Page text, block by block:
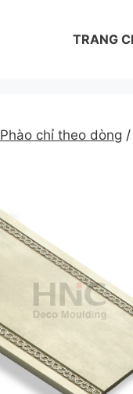
TRANG
Phào chỉ theo dòng /